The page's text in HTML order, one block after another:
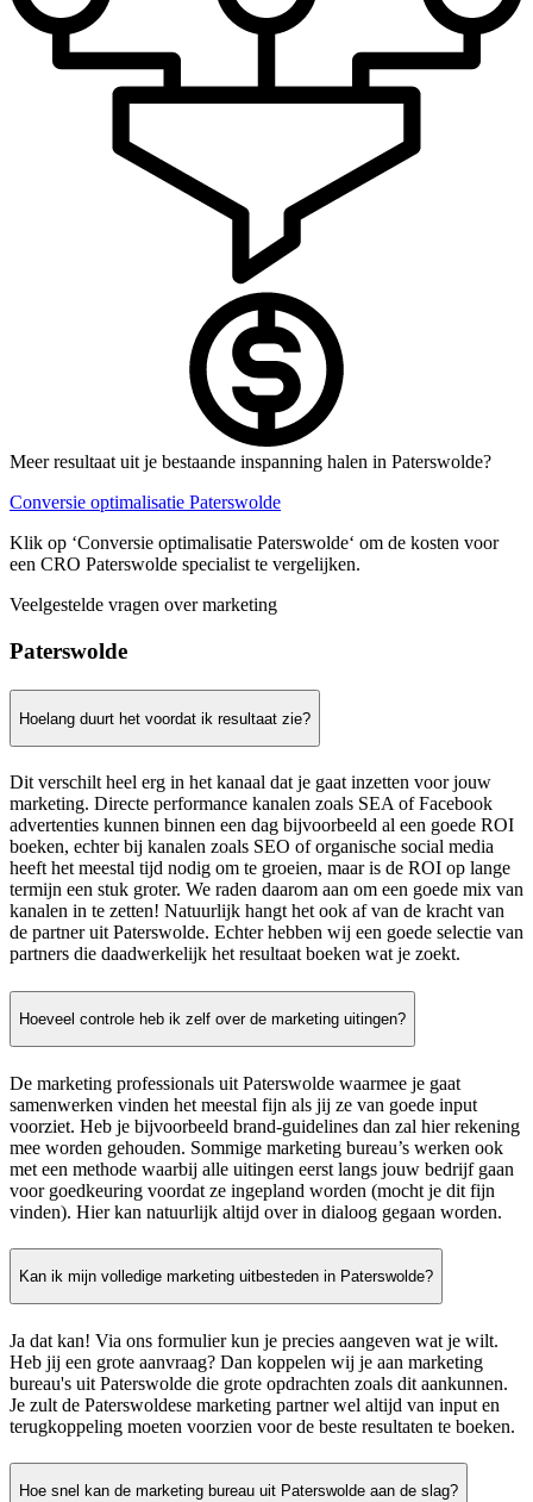
Meer resultaat uit je bestaande inspanning halen in Paterswolde?
Conversie optimalisatie Paterswolde
Klik op ‘Conversie optimalisatie Paterswolde‘ om de kosten voor
een CRO Paterswolde specialist te vergelijken.
Veelgestelde vragen over marketing
Paterswolde
Hoelang duurt het voordat ik resultaat zie?
Dit verschilt heel erg in het kanaal dat je gaat inzetten voor jouw
marketing. Directe performance kanalen zoals SEA of Facebook
advertenties kunnen binnen een dag bijvoorbeeld al een goede ROI
boeken, echter bij kanalen zoals SEO of organische social media
heeft het meestal tijd nodig om te groeien, maar is de ROI op lange
termijn een stuk groter. We raden daarom aan om een goede mix van
kanalen in te zetten! Natuurlijk hangt het ook af van de kracht van
de partner uit Paterswolde. Echter hebben wij een goede selectie van
partners die daadwerkelijk het resultaat boeken wat je zoekt.
Hoeveel controle heb ik zelf over de marketing uitingen?
De marketing professionals uit Paterswolde waarmee je gaat
samenwerken vinden het meestal fijn als jij ze van goede input
voorziet. Heb je bijvoorbeeld brand-guidelines dan zal hier rekening
mee worden gehouden. Sommige marketing bureau’s werken ook
met een methode waarbij alle uitingen eerst langs jouw bedrijf gaan
voor goedkeuring voordat ze ingepland worden (mocht je dit fijn
vinden). Hier kan natuurlijk altijd over in dialoog gegaan worden.
Kan ik mijn volledige marketing uitbesteden in Paterswolde?
Ja dat kan! Via ons formulier kun je precies aangeven wat je wilt.
Heb jij een grote aanvraag? Dan koppelen wij je aan marketing
bureau's uit Paterswolde die grote opdrachten zoals dit aankunnen.
Je zult de Paterswoldese marketing partner wel altijd van input en
terugkoppeling moeten voorzien voor de beste resultaten te boeken.
Hoe snel kan de marketing bureau uit Paterswolde aan de slag?